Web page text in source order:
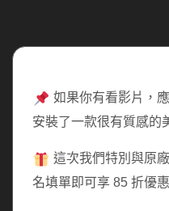
如果你有看影片，
安裝了一款很有質感的
這次我們特別與原
名填單即可享 85 折優惠